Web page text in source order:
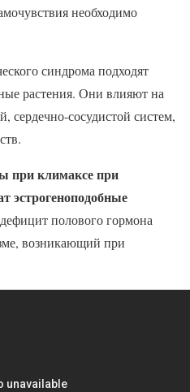
необходимо
синдрома подходят
растения. Они влияют на
сердечно-сосудистой систем,
при климаксе при
эстрогеноподобные
полового гормона
возникающий при